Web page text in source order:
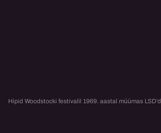
Hipid Woodstocki festivalil 1969. aastal müümas LSD’d